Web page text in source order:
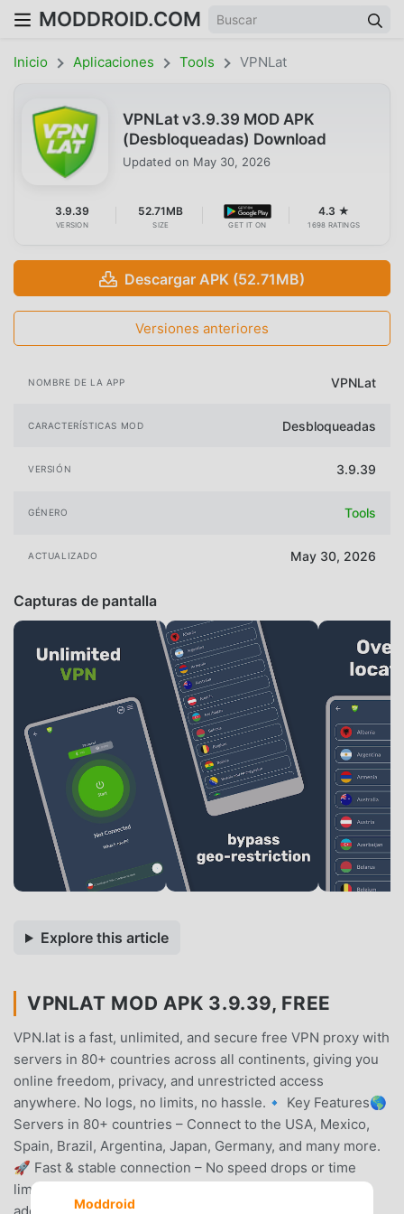
MODDROID.COM
Inicio Aplicaciones Tools VPNLat
VPNLat v3.9.39 MOD APK
(Desbloqueadas) Download
Updated on May 30, 2026
3.9.39
VERSION
52.71MB
SIZE GET IT ON
4.3 ★
1698 RATINGS
Descargar APK (52.71MB)
Versiones anteriores
NOMBRE DE LA APP VPNLat
CARACTERÍSTICAS MOD Desbloqueadas
VERSIÓN 3.9.39
GÉNERO Tools
ACTUALIZADO May 30, 2026
Capturas de pantalla
Explore this article
VPNLAT MOD APK 3.9.39, FREE
VPN.lat is a fast, unlimited, and secure free VPN proxy with
servers in 80+ countries across all continents, giving you
online freedom, privacy, and unrestricted access
anywhere. No logs, no limits, no hassle.🔹 Key Features🌎
Servers in 80+ countries – Connect to the USA, Mexico,
Spain, Brazil, Argentina, Japan, Germany, and many more.
🚀 Fast & stable connection – No speed drops or time
limits. 🔒 Complete privacy protection – Hide your IP
Moddroid